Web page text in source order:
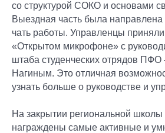
со структурой СОКО и основами
Выездная часть была направлена
чать работы. Управленцы приняли
«Открытом микрофоне» с
штаба студенческих отрядов ПФО
Нагиным. Это отличная
узнать больше о руководстве и
На закрытии региональной
награждены самые активные и